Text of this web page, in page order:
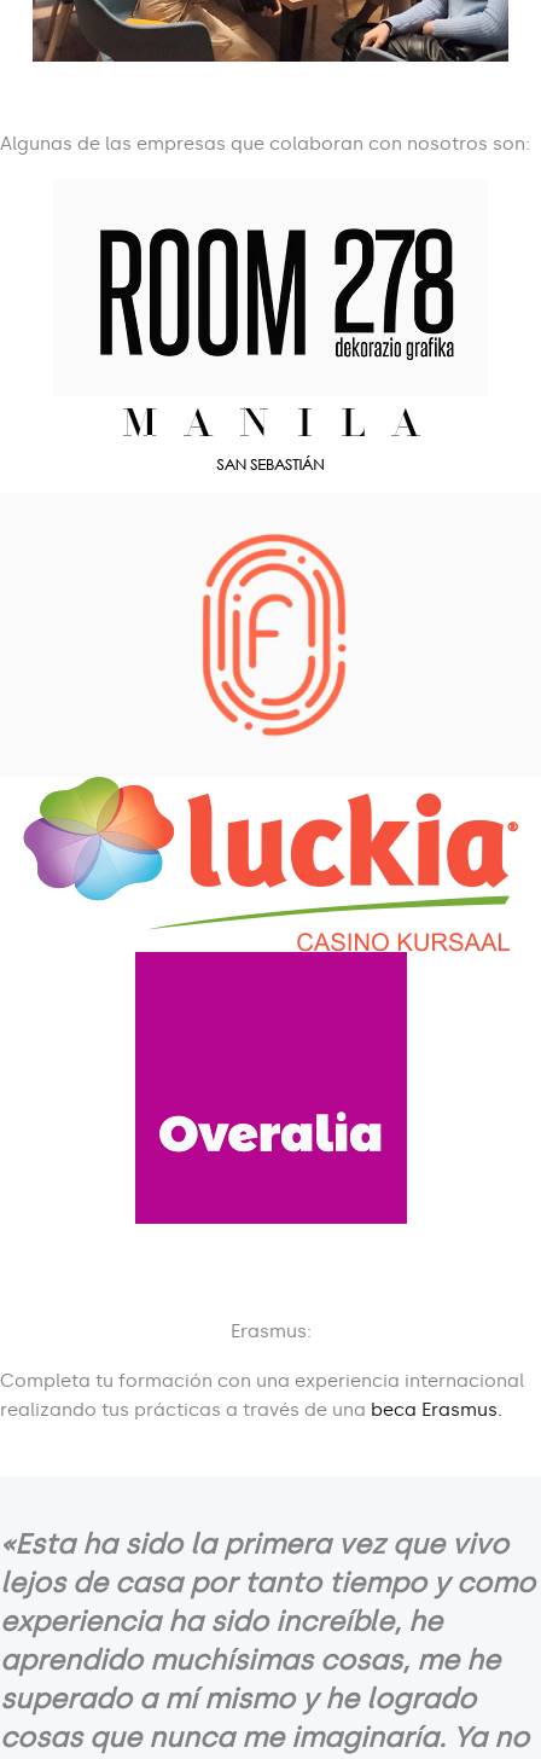
Algunas de las empresas que colaboran con nosotros son:
Erasmus:
Completa tu formación con una experiencia internacional
realizando tus prácticas a través de una beca Erasmus.
«Esta ha sido la primera vez que vivo
lejos de casa por tanto tiempo y como
experiencia ha sido increíble, he
aprendido muchísimas cosas, me he
superado a mí mismo y he logrado
cosas que nunca me imaginaría. Ya no